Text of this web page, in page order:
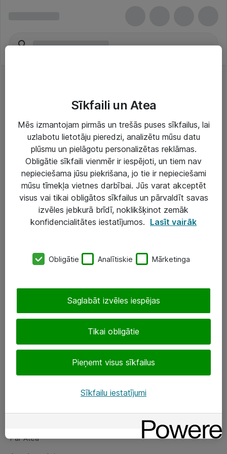
Risinājumi & Pakalpojumi
IT serviss un atbalsts
IT infrastruktūra
Darba vietu IT risinājumi
Serveri un datu centri
SIA „ATEA”
eShop@atea.lv
Sekojiet mums
Par Atea
Par Atea
Sīkfaili un Atea
Mēs izmantojam pirmās un trešās puses sīkfailus, lai
uzlabotu lietotāju pieredzi, analizētu mūsu datu
plūsmu un pielāgotu personalizētas reklāmas.
Obligātie sīkfaili vienmēr ir iespējoti, un tiem nav
nepieciešama jūsu piekrišana, jo tie ir nepieciešami
mūsu tīmekļa vietnes darbībai. Jūs varat akceptēt
visus vai tikai obligātos sīkfailus un pārvaldīt savas
izvēles jebkurā brīdī, noklikšķinot zemāk
konfidencialitātes iestatījumos. Lasīt vairāk
Obligātie Analītiskie Mārketinga
Tikai obligātie
Pieņemt visus sīkfailus
Saglabāt izvēles iespējas
Sīkfailu iestatījumi